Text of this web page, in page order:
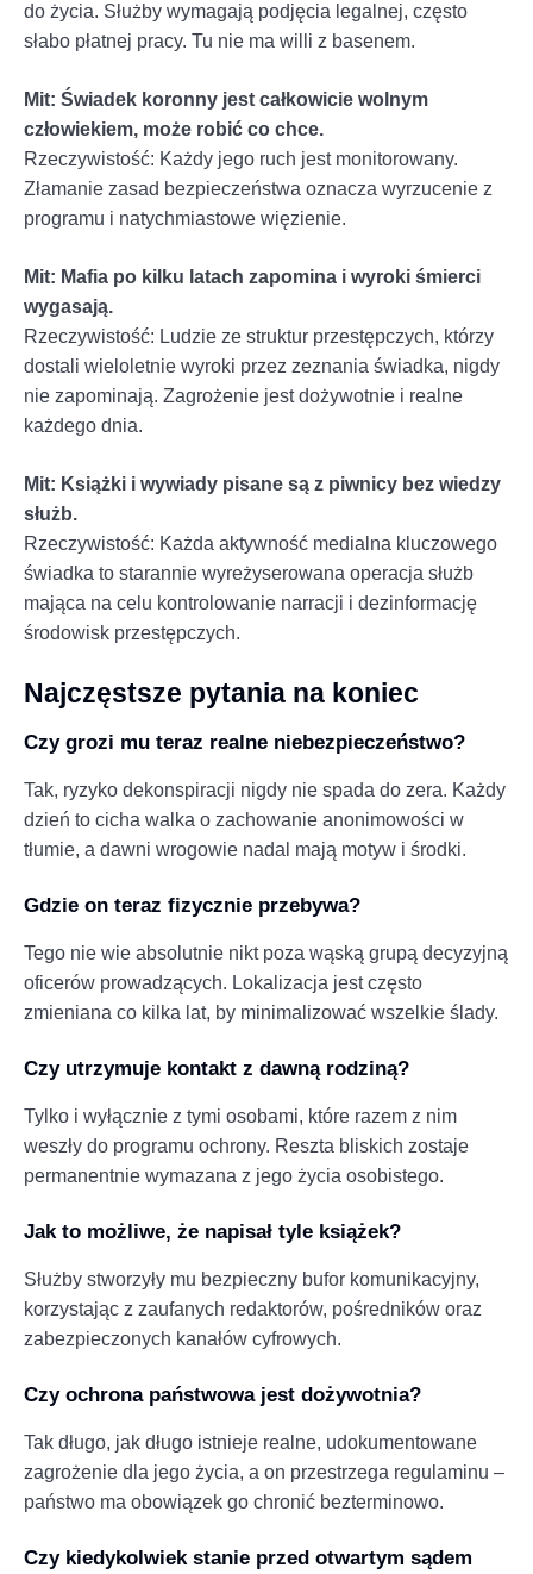
do życia. Służby wymagają podjęcia legalnej, często
słabo płatnej pracy. Tu nie ma willi z basenem.
Mit: Świadek koronny jest całkowicie wolnym
człowiekiem, może robić co chce.
Rzeczywistość: Każdy jego ruch jest monitorowany.
Złamanie zasad bezpieczeństwa oznacza wyrzucenie z
programu i natychmiastowe więzienie.
Mit: Mafia po kilku latach zapomina i wyroki śmierci
wygasają.
Rzeczywistość: Ludzie ze struktur przestępczych, którzy
dostali wieloletnie wyroki przez zeznania świadka, nigdy
nie zapominają. Zagrożenie jest dożywotnie i realne
każdego dnia.
Mit: Książki i wywiady pisane są z piwnicy bez wiedzy
służb.
Rzeczywistość: Każda aktywność medialna kluczowego
świadka to starannie wyreżyserowana operacja służb
mająca na celu kontrolowanie narracji i dezinformację
środowisk przestępczych.
Najczęstsze pytania na koniec
Czy grozi mu teraz realne niebezpieczeństwo?
Tak, ryzyko dekonspiracji nigdy nie spada do zera. Każdy
dzień to cicha walka o zachowanie anonimowości w
tłumie, a dawni wrogowie nadal mają motyw i środki.
Gdzie on teraz fizycznie przebywa?
Tego nie wie absolutnie nikt poza wąską grupą decyzyjną
oficerów prowadzących. Lokalizacja jest często
zmieniana co kilka lat, by minimalizować wszelkie ślady.
Czy utrzymuje kontakt z dawną rodziną?
Tylko i wyłącznie z tymi osobami, które razem z nim
weszły do programu ochrony. Reszta bliskich zostaje
permanentnie wymazana z jego życia osobistego.
Jak to możliwe, że napisał tyle książek?
Służby stworzyły mu bezpieczny bufor komunikacyjny,
korzystając z zaufanych redaktorów, pośredników oraz
zabezpieczonych kanałów cyfrowych.
Czy ochrona państwowa jest dożywotnia?
Tak długo, jak długo istnieje realne, udokumentowane
zagrożenie dla jego życia, a on przestrzega regulaminu –
państwo ma obowiązek go chronić bezterminowo.
Czy kiedykolwiek stanie przed otwartym sądem